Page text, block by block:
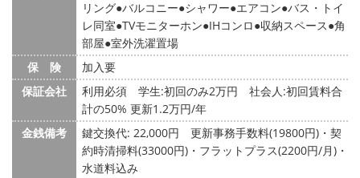
リング バルコニー シャワー エアコン バス・トイ
レ同室 TVモニターホン IHコンロ 収納スペース 角
部屋 室外洗濯置場
保 険
加入要
保証会社
利用必須 学生:初回のみ2万円 社会人:初回賃料合
計の50% 更新1.2万円/年
金銭備考
鍵交換代: 22,000円
更新事務手数料(19800円)・契
約時清掃料(33000円)・フラットプラス(2200円/月)・
水道料込み